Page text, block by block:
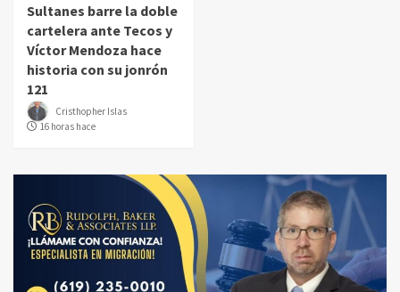
Sultanes barre la doble
cartelera ante Tecos y
Víctor Mendoza hace
historia con su jonrón
121
Cristhopher Islas
16 horas hace